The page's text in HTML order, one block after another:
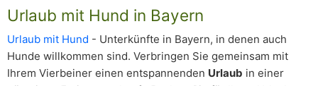
Urlaub mit Hund in Bayern
Urlaub mit Hund - Unterkünfte in Bayern, in denen auch
Hunde willkommen sind. Verbringen Sie gemeinsam mit
Ihrem Vierbeiner einen entspannenden Urlaub in einer